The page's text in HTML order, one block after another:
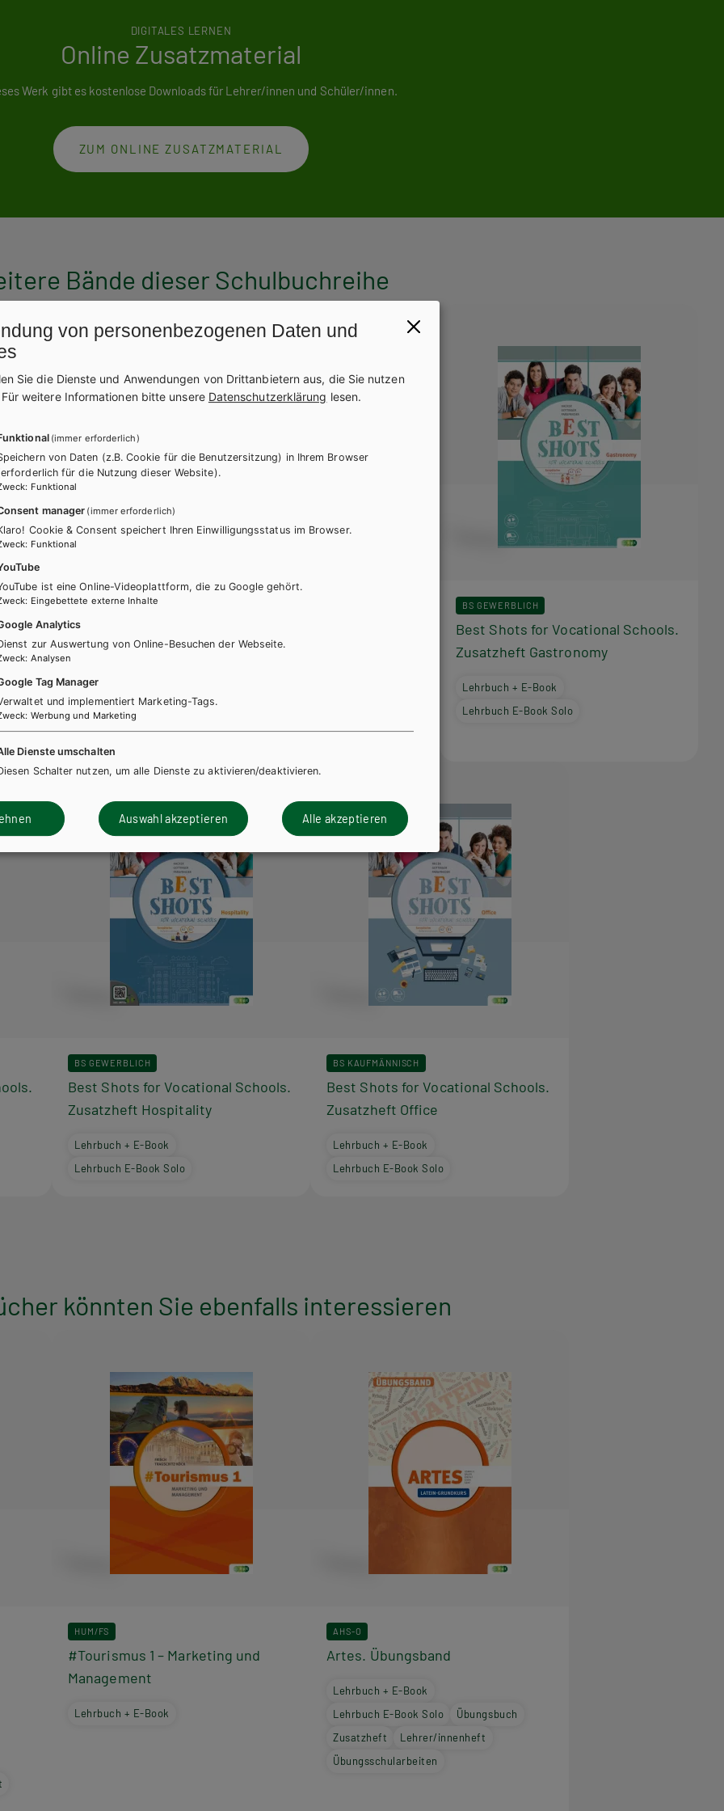
DIGITALES LERNEN
Online Zusatzmaterial
Werk gibt es kostenlose Downloads für Lehrer/innen und Schüler/innen.
ZUM ONLINE ZUSATZMATERIAL
Bände dieser Schulbuchreihe
for Vocational Schools.
Einzelhandel-Textilien
E-Book
Book Solo
Zusatzheft Electricity
Lehrbuch E-Book Solo
BS GEWERBLICH
Best Shots for Vocational Schools.
Zusatzheft Gastronomy
Lehrbuch + E-Book
Lehrbuch E-Book Solo
BS GEWERBLICH
Best Shots for Vocational Schools.
Zusatzheft Hospitality
Lehrbuch + E-Book
Lehrbuch E-Book Solo
BS KAUFMÄNNISCH
Best Shots for Vocational Schools.
Zusatzheft Office
Lehrbuch + E-Book
Lehrbuch E-Book Solo
könnten Sie ebenfalls interessieren
HUM/FS
#Tourismus 1 – Marketing und
Management
Lehrbuch + E-Book
AHS-O
Artes. Übungsband
Lehrbuch + E-Book
Lehrbuch E-Book Solo
Übungsbuch
Zusatzheft
Lehrer/innenheft
Übungsschularbeiten
von personenbezogenen Daten und
Sie die Dienste und Anwendungen von Drittanbietern aus, die Sie nutzen
Für weitere Informationen bitte unsere Datenschutzerklärung lesen.
(immer erforderlich)
von Daten (z.B. Cookie für die Benutzersitzung) in Ihrem Browser
für die Nutzung dieser Website).
: Funktional
manager (immer erforderlich)
Cookie & Consent speichert Ihren Einwilligungsstatus im Browser.
: Funktional
ist eine Online-Videoplattform, die zu Google gehört.
: Eingebettete externe Inhalte
Analytics
zur Auswertung von Online-Besuchen der Webseite.
: Analysen
Tag Manager
und implementiert Marketing-Tags.
: Werbung und Marketing
Dienste umschalten
Schalter nutzen, um alle Dienste zu aktivieren/deaktivieren.
Auswahl akzeptieren Alle akzeptieren